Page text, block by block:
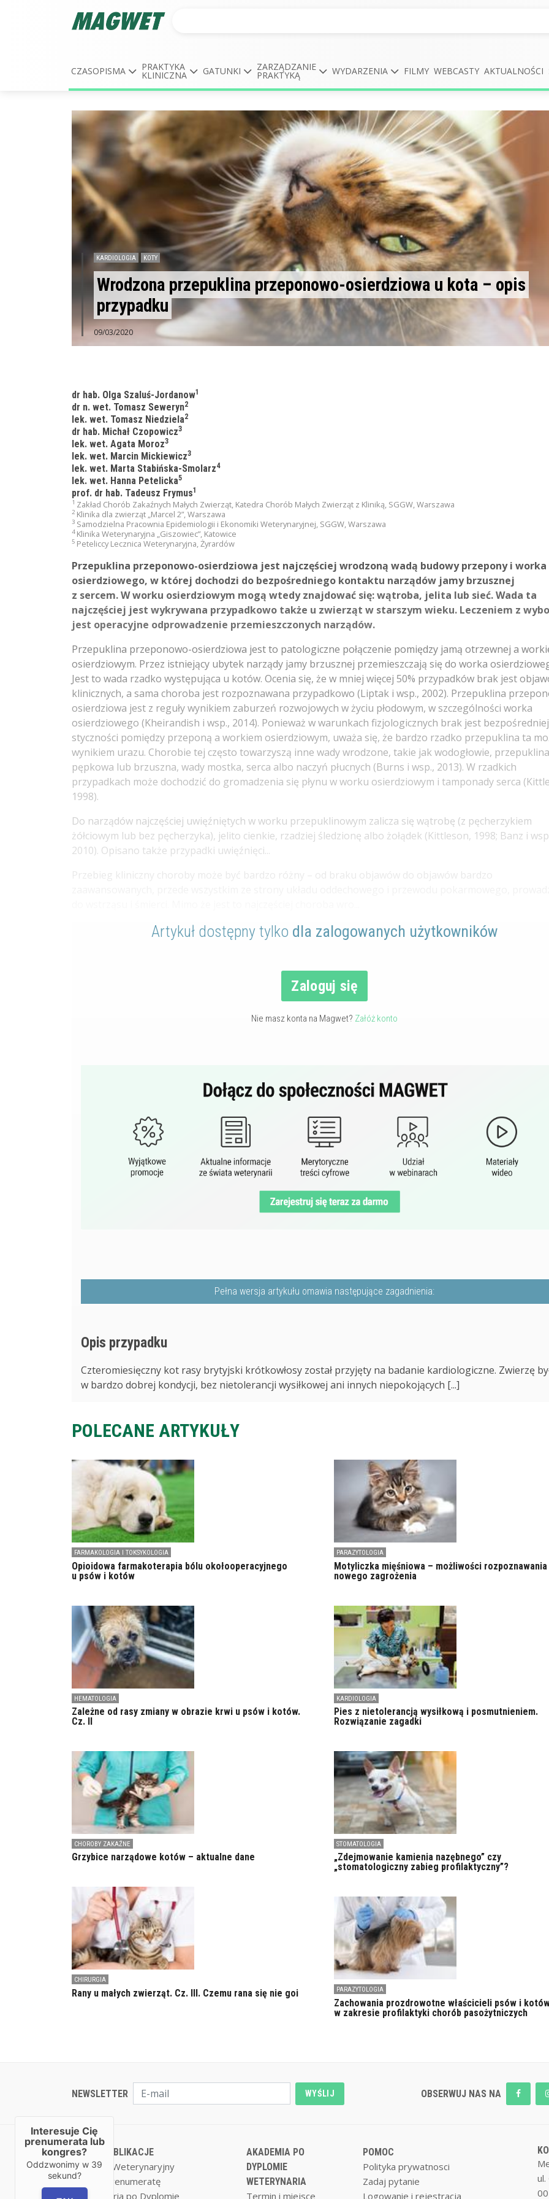
CZASOPISMA PRAKTYKA
KLINICZNA GATUNKI ZARZĄDZANIE
PRAKTYKĄ WYDARZENIA FILMY WEBCASTY AKTUALNOŚCI
KARDIOLOGIA KOTY
Wrodzona przepuklina przeponowo-osierdziowa u kota – opis
przypadku
09/03/2020
dr hab. Olga Szaluś-Jordanow1
dr n. wet. Tomasz Seweryn2
lek. wet. Tomasz Niedziela2
dr hab. Michał Czopowicz3
lek. wet. Agata Moroz3
lek. wet. Marcin Mickiewicz3
lek. wet. Marta Stabińska-Smolarz4
lek. wet. Hanna Petelicka5
prof. dr hab. Tadeusz Frymus1
1 Zakład Chorób Zakaźnych Małych Zwierząt, Katedra Chorób Małych Zwierząt z Kliniką, SGGW, Warszawa
2 Klinika dla zwierząt „Marcel 2”, Warszawa
3 Samodzielna Pracownia Epidemiologii i Ekonomiki Weterynaryjnej, SGGW, Warszawa
4Klinika Weterynaryjna „Giszowiec”, Katowice
5 Peteliccy Lecznica Weterynaryjna, Żyrardów
Przepuklina przeponowo-osierdziowa jest najczęściej wrodzoną wadą budowy przepony i worka
osierdziowego, w której dochodzi do bezpośredniego kontaktu narządów jamy brzusznej
z sercem. W worku osierdziowym mogą wtedy znajdować się: wątroba, jelita lub sieć. Wada ta
najczęściej jest wykrywana przypadkowo także u zwierząt w starszym wieku. Leczeniem z
jest operacyjne odprowadzenie przemieszczonych narządów.
Przepuklina przeponowo-osierdziowa jest to patologiczne połączenie pomiędzy jamą otrzewnej a
osierdziowym. Przez istniejący ubytek narządy jamy brzusznej przemieszczają się do worka
Jest to wada rzadko występująca u kotów. Ocenia się, że w mniej więcej 50% przypadków brak jest
klinicznych, a sama choroba jest rozpoznawana przypadkowo (Liptak i wsp., 2002). Przepuklina
osierdziowa jest z reguły wynikiem zaburzeń rozwojowych w życiu płodowym, w szczególności worka
osierdziowego (Kheirandish i wsp., 2014). Ponieważ w warunkach fizjologicznych brak jest bezpośredniej
styczności pomiędzy przeponą a workiem osierdziowym, uważa się, że bardzo rzadko przepuklina ta
wynikiem urazu. Chorobie tej często towarzyszą inne wady wrodzone, takie jak wodogłowie, przepuklina
pępkowa lub brzuszna, wady mostka, serca albo naczyń płucnych (Burns i wsp., 2013). W rzadkich
przypadkach może dochodzić do gromadzenia się płynu w worku osierdziowym i tamponady serca
1998).
Do narządów najczęściej uwięźniętych w worku przepuklinowym zalicza się wątrobę (z pęcherzykiem
żółciowym lub bez pęcherzyka), jelito cienkie, rzadziej śledzionę albo żołądek (Kittleson, 1998; Banz i
2010). Opisano także przypadki uwięźnięci...
Przebieg kliniczny choroby może być bardzo różny – od braku objawów do objawów bardzo
Artykuł dostępny tylko dla zalogowanych użytkowników
Zaloguj się
Nie masz konta na Magwet? Załóż konto
Pełna wersja artykułu omawia następujące zagadnienia:
Opis przypadku
Czteromiesięczny kot rasy brytyjski krótkowłosy został przyjęty na badanie kardiologiczne. Zwierzę
w bardzo dobrej kondycji, bez nietolerancji wysiłkowej ani innych niepokojących [...]
POLECANE ARTYKUŁY
FARMAKOLOGIA I TOKSYKOLOGIA
Opioidowa farmakoterapia bólu okołooperacyjnego
u psów i kotów
HEMATOLOGIA
Zależne od rasy zmiany w obrazie krwi u psów i kotów.
Cz. II
CHOROBY ZAKAŹNE
Grzybice narządowe kotów – aktualne dane
CHIRURGIA
Rany u małych zwierząt. Cz. III. Czemu rana się nie goi
PARAZYTOLOGIA
Motyliczka mięśniowa – możliwości rozpoznawania
nowego zagrożenia
KARDIOLOGIA
Pies z nietolerancją wysiłkową i posmutnieniem.
Rozwiązanie zagadki
STOMATOLOGIA
„Zdejmowanie kamienia nazębnego” czy
„stomatologiczny zabieg profilaktyczny”?
PARAZYTOLOGIA
Zachowania prozdrowotne właścicieli psów i
w zakresie profilaktyki chorób pasożytniczych
NEWSLETTER WYŚLIJ OBSERWUJ NAS NA
NASZE PUBLIKACJE
Magazyn Weterynaryjny
Zamów prenumeratę
Weterynaria po Dyplomie
AKADEMIA PO
DYPLOMIE
WETERYNARIA
Termin i miejsce
POMOC
Polityka prywatnosci
Zadaj pytanie
Logowanie i rejestracja
Interesuje Cię
prenumerata lub
kongres?
Oddzwonimy w 39
sekund?